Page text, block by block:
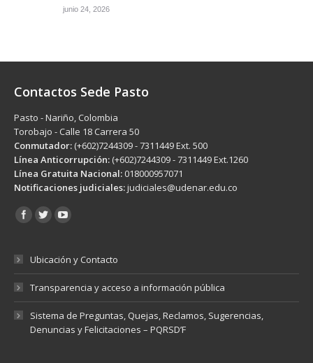
junio 24, 2026
Contactos Sede Pasto
Pasto - Nariño, Colombia
Torobajo - Calle 18 Carrera 50
Conmutador: (+602)7244309 - 7311449 Ext. 500
Línea Anticorrupción: (+602)7244309 - 7311449 Ext.1260
Línea Gratuita Nacional: 018000957071
Notificaciones judiciales:judiciales@udenar.edu.co
Encuéntranos en:
Ubicación y Contacto
Transparencia y acceso a información pública
Sistema de Preguntas, Quejas, Reclamos, Sugerencias,
Denuncias y Felicitaciones – PQRSD’F